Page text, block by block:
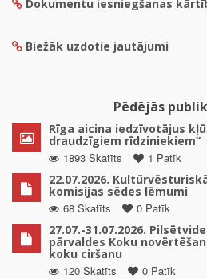
Dokumentu iesniegšanas
Biežāk uzdotie jautājumi
Pēdējās
Rīga aicina iedzīvotājus
draudzīgiem rīdziniekiem”
1893 Skatīts
1 Patīk
22.07.2026.
komisijas sēdes lēmumi
68 Skatīts
0 Patīk
27.07.-31.07.2026.
pārvaldes Koku
koku ciršanu
120 Skatīts
0 Patīk